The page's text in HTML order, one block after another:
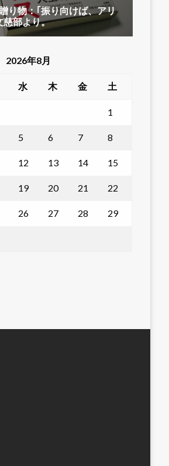
2026年8月
水 木 金 土
1
5 6 7 8
12 13 14 15
19 20 21 22
26 27 28 29